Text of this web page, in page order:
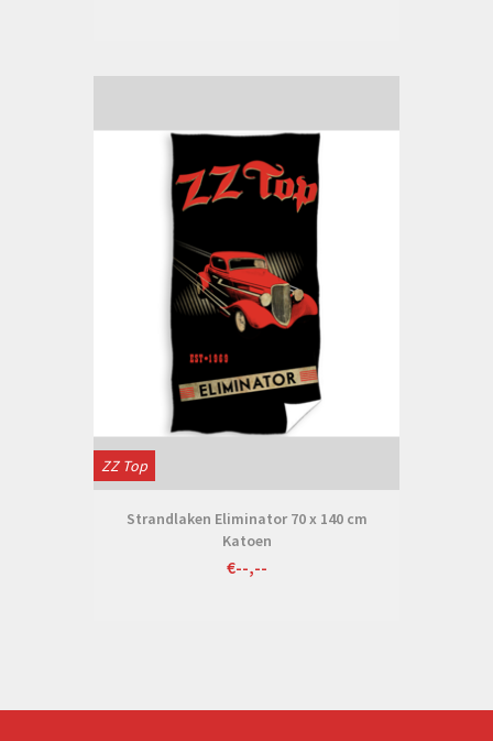
ZZ Top
Strandlaken Eliminator 70 x 140 cm
Katoen
€--,--